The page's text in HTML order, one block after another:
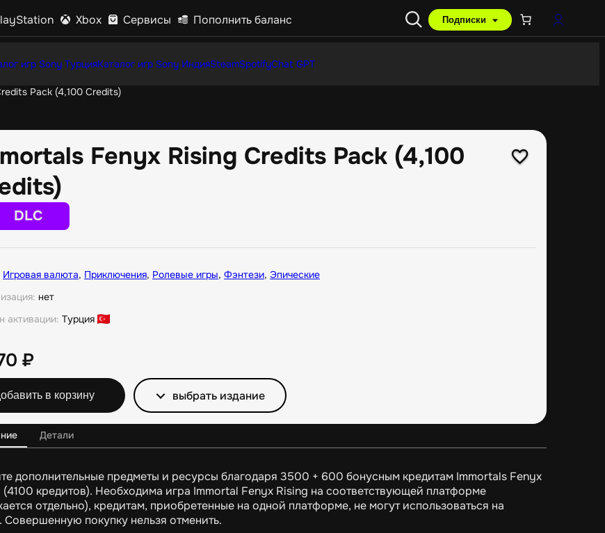
Xbox Сервисы Пополнить баланс Подписки
игр Sony ТурцияКаталог игр Sony ИндияSteamSpotifyChat GPT
Pack (4,100 Credits)
Fenyx Rising Credits Pack (4,100
DLC
Игровая валюта, Приключения, Ролевые игры, Фэнтези, Эпические
нет
активации: Турция
₽
в корзину выбрать издание
Детали
дополнительные предметы и ресурсы благодаря 3500 + 600 бонусным кредитам Immortals Fenyx
(4100 кредитов). Необходима игра Immortal Fenyx Rising на соответствующей платформе
отдельно), кредитам, приобретенные на одной платформе, не могут использоваться на
Совершенную покупку нельзя отменить.